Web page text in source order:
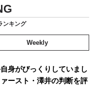
ンキング
Weekly
身がびっくりしていまし
ースト・澤井の判断を評